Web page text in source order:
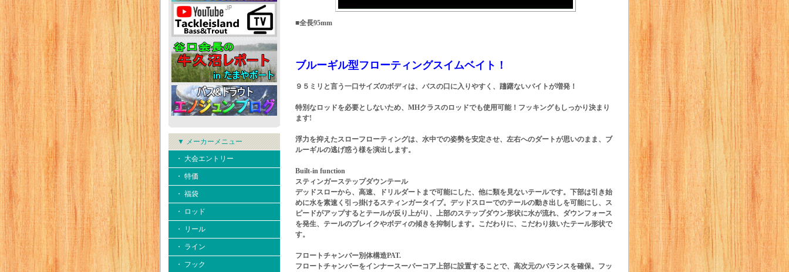
▼ メーカーメニュー
・ 大会エントリー
・ 特価
・ 福袋
・ ロッド
・ リール
・ ライン
・ フック
■全長95mm
ブルーギル型フローティングスイムベイト！
９５ミリと言う一口サイズのボディは、バスの口に入りやすく、躊躇ないバイトが増発！
特別なロッドを必要としないため、MHクラスのロッドでも使用可能！フッキングもしっかり決まり
ます!
浮力を抑えたスローフローティングは、水中での姿勢を安定させ、左右へのダートが思いのまま、ブ
ルーギルの逃げ惑う様を演出します。
Built-in function
スティンガーステップダウンテール
デッドスローから、高速、ドリルダートまで可能にした、他に類を見ないテールです。下部は引き始
めに水を素速く引っ掛けるスティンガータイプ。デッドスローでのテールの動き出しを可能にし、ス
ピードがアップするとテールが反り上がり、上部のステップダウン形状に水が流れ、ダウンフォース
を発生、テールのブレイクやボディの傾きを抑制します。こだわりに、こだわり抜いたテール形状で
す。
フロートチャンバー別体構造PAT.
フロートチャンバーをインナースーパーコア上部に設置することで、高次元のバランスを確保。フッ